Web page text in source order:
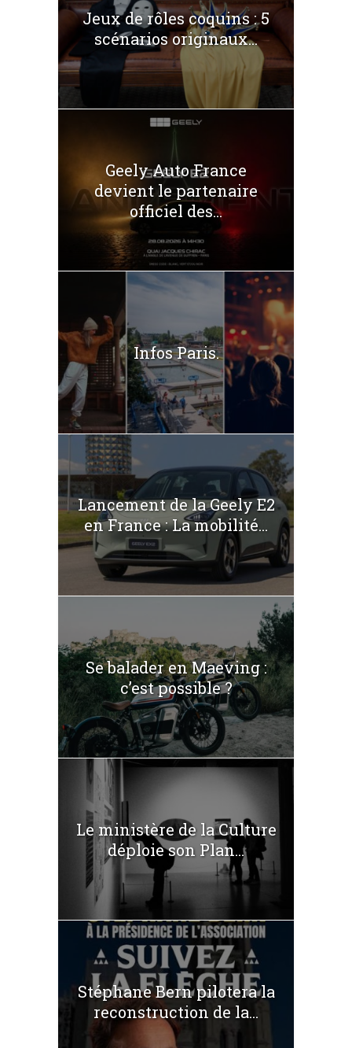
Jeux de rôles coquins : 5
scénarios originaux...
Geely Auto France
devient le partenaire
officiel des...
Infos Paris.
Lancement de la Geely E2
en France : La mobilité...
Se balader en Maeving :
c’est possible ?
Le ministère de la Culture
déploie son Plan...
Stéphane Bern pilotera la
reconstruction de la...